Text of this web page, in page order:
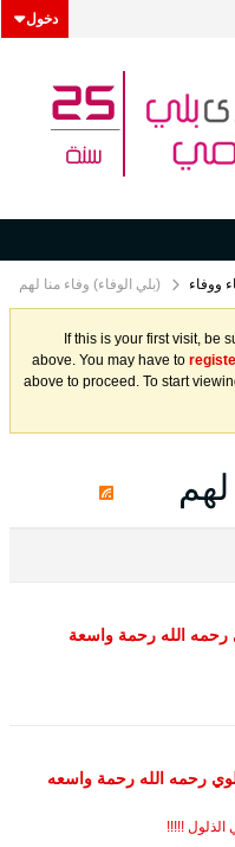
دخول
ووفاء (بلي الوفاء) وفاء منا لهم
If this is your first visit, be
above. You may have to
above to proceed. To start
لهم
رحمه الله رحمة واسعة
رحمه الله رحمة واسعه
الذلول !!!!!